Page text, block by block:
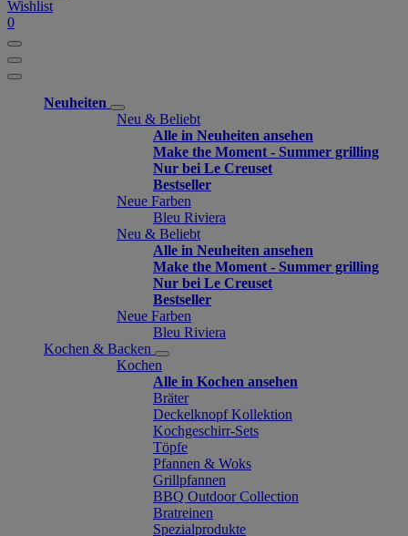
Wishlist
0
Neuheiten
Neu & Beliebt
Alle in Neuheiten ansehen
Make the Moment - Summer grilling
Nur bei Le Creuset
Bestseller
Neue Farben
Bleu Riviera
Neu & Beliebt
Alle in Neuheiten ansehen
Make the Moment - Summer grilling
Nur bei Le Creuset
Bestseller
Neue Farben
Bleu Riviera
Kochen & Backen
Kochen
Alle in Kochen ansehen
Bräter
Deckelknopf Kollektion
Kochgeschirr-Sets
Töpfe
Pfannen & Woks
Grillpfannen
BBQ Outdoor Collection
Bratreinen
Spezialprodukte